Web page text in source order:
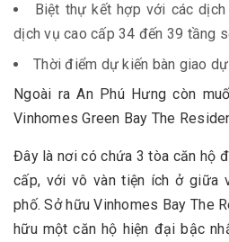
Biệt thự kết hợp với các
dịch vụ cao cấp 34 đến 39 tầng
Thời điểm dự kiến bàn giao
Ngoài ra An Phú Hưng còn
Vinhomes Green Bay The
Đây là nơi có chứa 3 tòa căn hộ
cấp, với vô vàn tiện ích ở giữa
phố. Sở hữu Vinhomes Bay The
hữu một căn hộ hiện đại bậc